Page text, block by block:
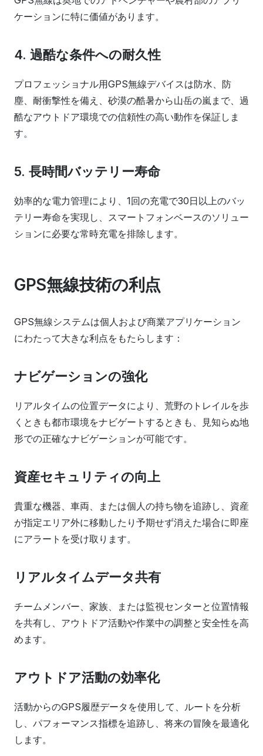
ケーションに特に価値があります。
4. 過酷な条件への耐久性
プロフェッショナル用GPS無線デバイスは防水、防
塵、耐衝撃性を備え、砂漠の酷暑から山岳の嵐まで、過
酷なアウトドア環境での信頼性の高い動作を保証しま
す。
5. 長時間バッテリー寿命
効率的な電力管理により、1回の充電で30日以上のバッ
テリー寿命を実現し、スマートフォンベースのソリュー
ションに必要な常時充電を排除します。
GPS無線技術の利点
GPS無線システムは個人および商業アプリケーション
にわたって大きな利点をもたらします：
ナビゲーションの強化
リアルタイムの位置データにより、荒野のトレイルを歩
くときも都市環境をナビゲートするときも、見知らぬ地
形での正確なナビゲーションが可能です。
資産セキュリティの向上
貴重な機器、車両、または個人の持ち物を追跡し、資産
が指定エリア外に移動したり予期せず消えた場合に即座
にアラートを受け取ります。
リアルタイムデータ共有
チームメンバー、家族、または監視センターと位置情報
を共有し、アウトドア活動や作業中の調整と安全性を高
めます。
アウトドア活動の効率化
活動からのGPS履歴データを使用して、ルートを分析
し、パフォーマンス指標を追跡し、将来の冒険を最適化
します。